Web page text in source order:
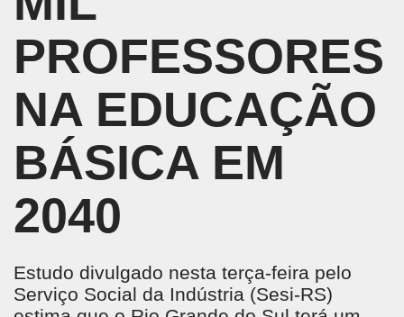
PROFESSORES
NA EDUCAÇÃO
BÁSICA EM
2040
Estudo divulgado nesta terça-feira pelo
Serviço Social da Indústria (Sesi-RS)